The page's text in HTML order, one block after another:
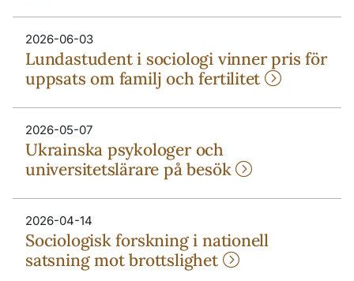
2026-06-03
Lundastudent i sociologi vinner pris för
uppsats om familj och fertilitet
2026-05-07
Ukrainska psykologer och
universitetslärare på besök
2026-04-14
Sociologisk forskning i nationell
satsning mot brottslighet